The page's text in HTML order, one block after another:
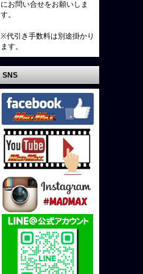
にお問い合せをお願いしま
す。
※代引き手数料は別途掛かり
ます。
SNS